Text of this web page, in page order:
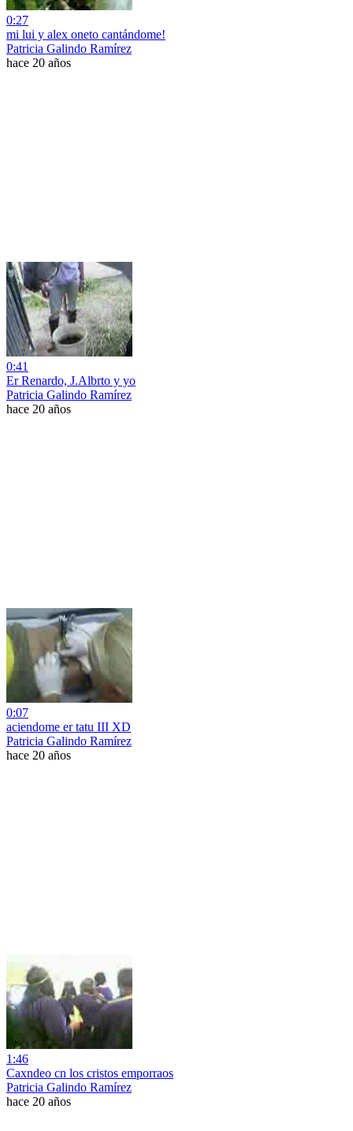
0:27
mi lui y alex oneto cantándome!
Patricia Galindo Ramírez
hace 20 años
0:41
Er Renardo, J.Albrto y yo
Patricia Galindo Ramírez
hace 20 años
0:07
aciendome er tatu III XD
Patricia Galindo Ramírez
hace 20 años
1:46
Caxndeo cn los cristos emporraos
Patricia Galindo Ramírez
hace 20 años